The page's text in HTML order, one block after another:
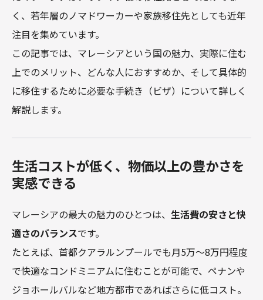
く、若年層のノマドワーカーや家族移住先としても近年
注目を集めています。
この記事では、マレーシアという国の魅力、実際に住む
上でのメリット、どんな人におすすめか、そして具体的
に移住するために必要な手続き（ビザ）について詳しく
解説します。
生活コストが低く、物価以上の豊かさを
実感できる
マレーシアの最大の魅力のひとつは、 生活費の安さと快
適さのバランスです。
たとえば、首都クアラルンプールでも月5万～8万円程度
で快適なコンドミニアムに住むことが可能で、ペナンや
ジョホールバルなど地方都市であればさらに低コスト。